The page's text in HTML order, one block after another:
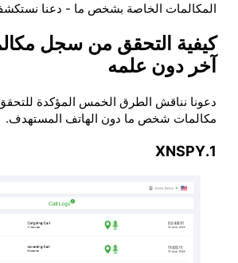
المكالمات الخاصة بشخص ما - دعنا
كيفية التحقق من سجل
آخر دون علمه
دعونا نناقش الطرق الخمس المؤكدة
مكالمات شخص ما دون الهاتف المستهدف.
1.XNSPY